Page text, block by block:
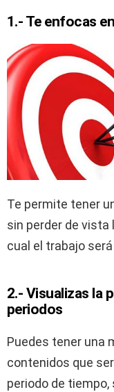
1.- Te enfocas
Te permite tener
sin perder de
cual el trabajo
2.- Visualizas la
periodos
Puedes tener una
contenidos que
periodo de